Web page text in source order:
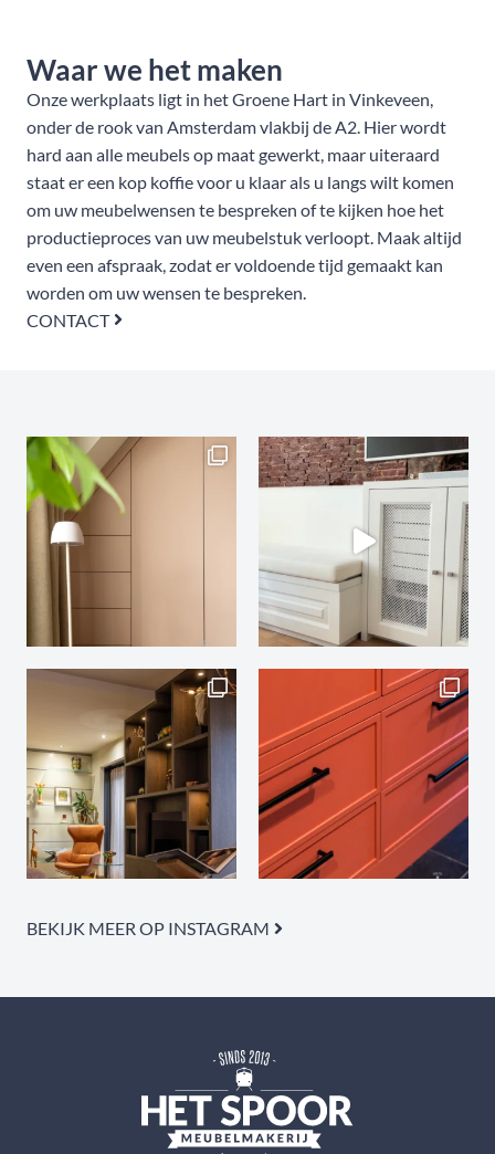
Waar we het maken
Onze werkplaats ligt in het Groene Hart in Vinkeveen,
onder de rook van Amsterdam vlakbij de A2. Hier wordt
hard aan alle meubels op maat gewerkt, maar uiteraard
staat er een kop koffie voor u klaar als u langs wilt komen
om uw meubelwensen te bespreken of te kijken hoe het
productieproces van uw meubelstuk verloopt. Maak altijd
even een afspraak, zodat er voldoende tijd gemaakt kan
worden om uw wensen te bespreken.
CONTACT
BEKIJK MEER OP INSTAGRAM